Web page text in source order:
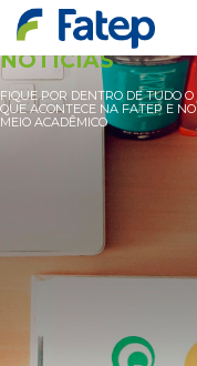
NOTÍCIAS
FIQUE POR DENTRO DE TUDO O
QUE ACONTECE NA FATEP E NO
MEIO ACADÊMICO